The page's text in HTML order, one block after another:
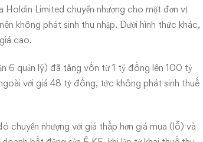
Limited chuyển nhượng cho một đơn vị
không phát sinh thu nhập. Dưới hình thức khác,
cao.
6 quản lý) đã tăng vốn từ 1 tỷ đồng lên 100 tỷ
với giá 48 tỷ đồng, tức không phát sinh thuế
chuyển nhượng với giá thấp hơn giá mua (lỗ) và